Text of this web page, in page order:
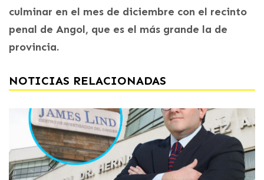
culminar en el mes de diciembre con el recinto
penal de Angol, que es el más grande la de
provincia.
NOTICIAS RELACIONADAS